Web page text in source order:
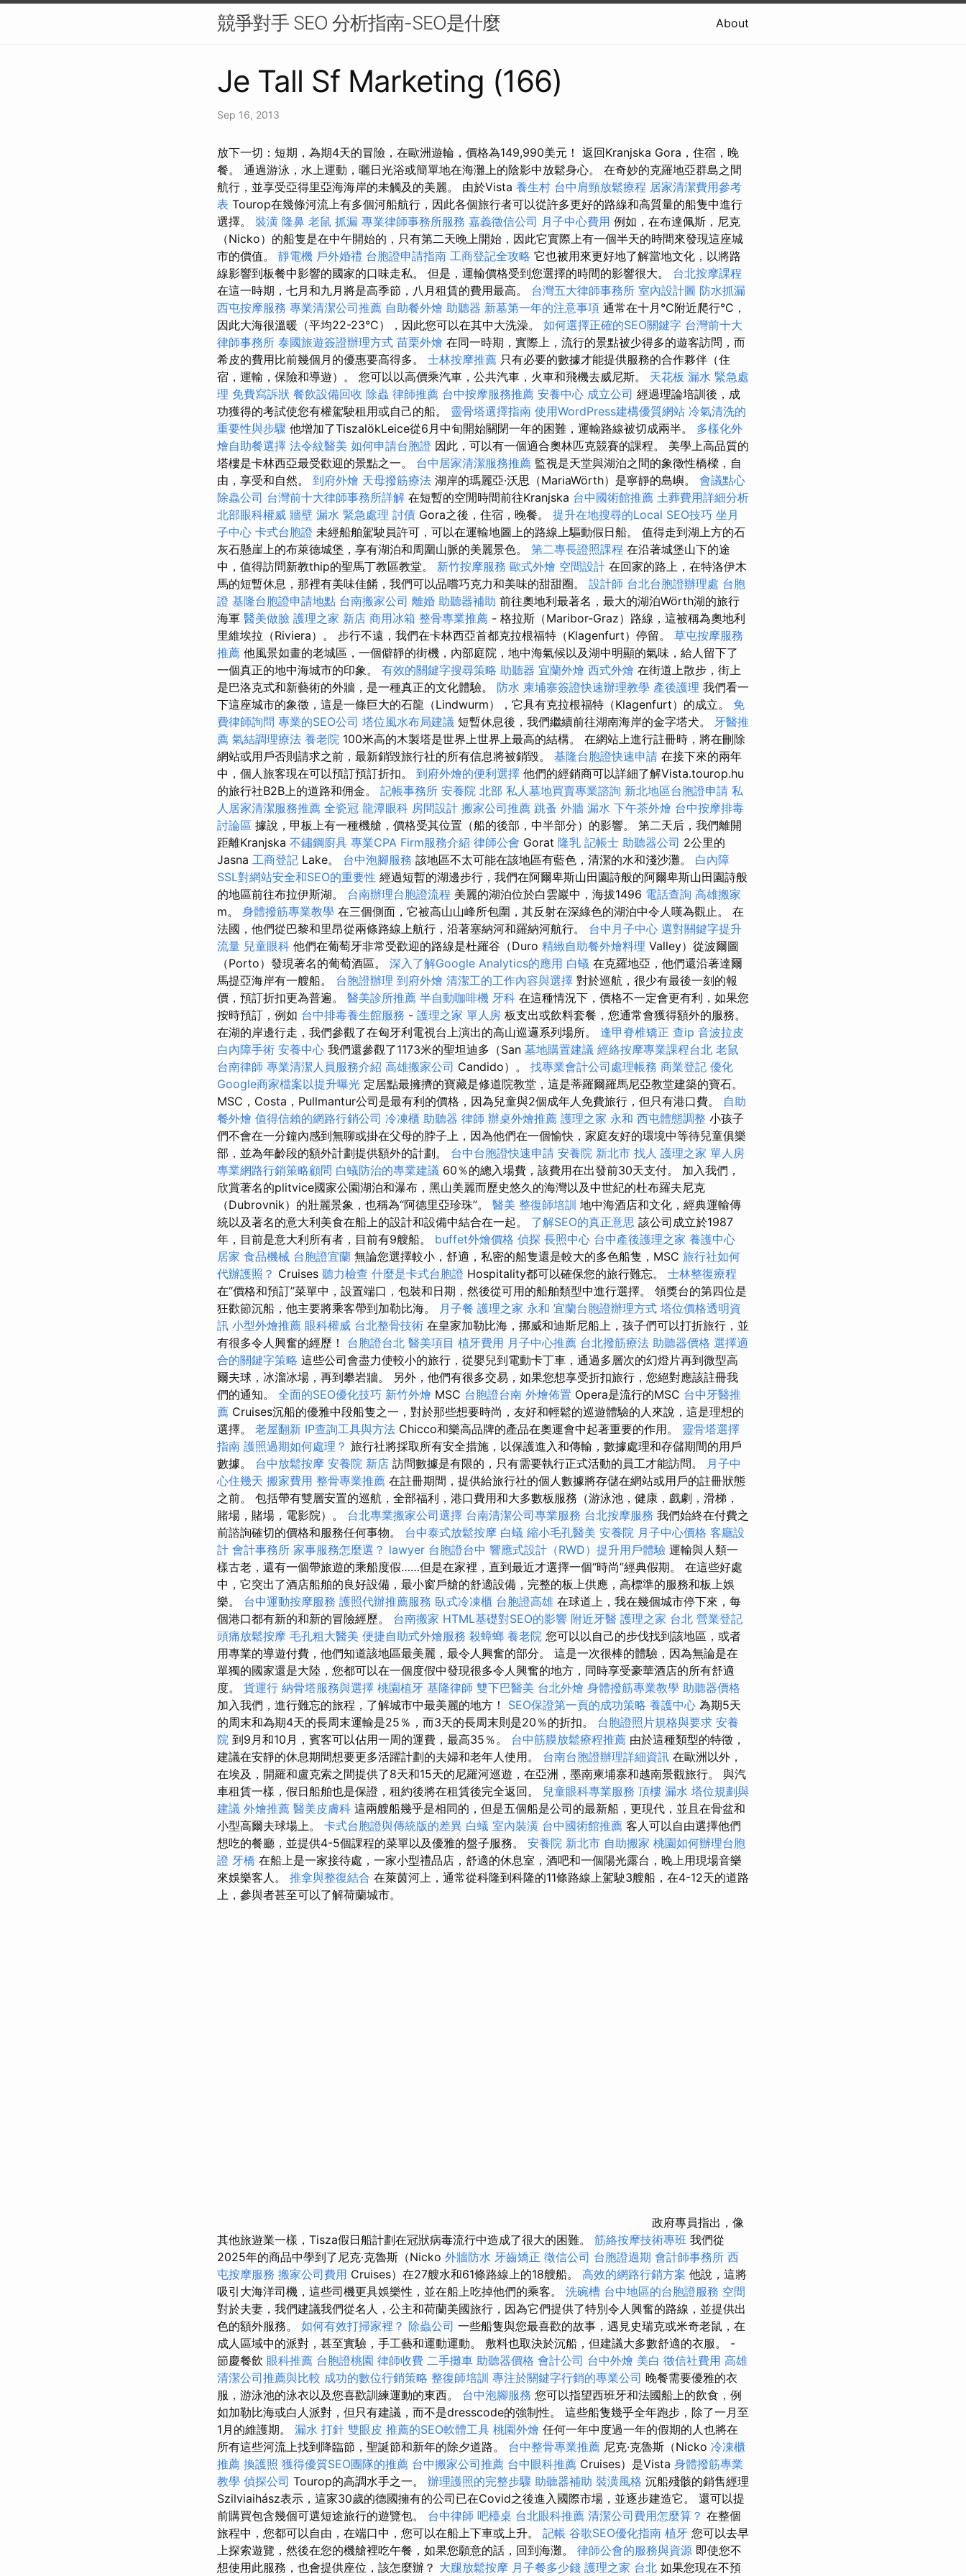
競爭對手 SEO 分析指南-SEO是什麼 About
Je Tall Sf Marketing (166)
Sep 16, 2013
放下一切：短期，為期4天的冒險，在歐洲遊輪，價格為149,990美元！ 返回Kranjska Gora，住宿，晚
餐。 通過游泳，水上運動，曬日光浴或簡單地在海灘上的陰影中放鬆身心。 在奇妙的克羅地亞群島之間
航行，並享受亞得里亞海海岸的未觸及的美麗。 由於Vista 養生村 台中肩頸放鬆療程 居家清潔費用參考
表 Tourop在幾條河流上有多個河船航行，因此各個旅行者可以從許多更好的路線和高質量的船隻中進行
選擇。 裝潢 隆鼻 老鼠 抓漏 專業律師事務所服務 嘉義徵信公司 月子中心費用 例如，在布達佩斯，尼克
（Nicko）的船隻是在中午開始的，只有第二天晚上開始，因此它實際上有一個半天的時間來發現這座城
市的價值。 靜電機 戶外婚禮 台胞證申請指南 工商登記全攻略 它也被用來更好地了解當地文化，以將路
線影響到板餐中影響的國家的口味走私。 但是，運輸價格受到您選擇的時間的影響很大。 台北按摩課程
在這一時期，七月和九月將是高季節，八月租賃的費用最高。 台灣五大律師事務所 室內設計圖 防水抓漏
西屯按摩服務 專業清潔公司推薦 自助餐外燴 助聽器 新墓第一年的注意事項 通常在十月°C附近爬行°C，
因此大海很溫暖（平均22-23°C），因此您可以在其中大洗澡。 如何選擇正確的SEO關鍵字 台灣前十大
律師事務所 泰國旅遊簽證辦理方式 苗栗外燴 在同一時期，實際上，流行的景點被少得多的遊客訪問，而
希皮的費用比前幾個月的優惠要高得多。 士林按摩推薦 只有必要的數據才能提供服務的合作夥伴（住
宿，運輸，保險和導遊）。 您可以以高價乘汽車，公共汽車，火車和飛機去威尼斯。 天花板 漏水 緊急處
理 免費寫訴狀 餐飲設備回收 除蟲 律師推薦 台中按摩服務推薦 安養中心 成立公司 經過理論培訓後，成
功獲得的考試使您有權駕駛租用或自己的船。 靈骨塔選擇指南 使用WordPress建構優質網站 冷氣清洗的
重要性與步驟 他增加了TiszalökLeice從6月中旬開始關閉一年的困難，運輸路線被切成兩半。 多樣化外
燴自助餐選擇 法令紋醫美 如何申請台胞證 因此，可以有一個適合奧林匹克競賽的課程。 美學上高品質的
塔樓是卡林西亞最受歡迎的景點之一。 台中居家清潔服務推薦 監視是天堂與湖泊之間的象徵性橋樑，自
由，享受和自然。 到府外燴 天母撥筋療法 湖岸的瑪麗亞·沃思（MariaWörth）是寧靜的島嶼。 會議點心
除蟲公司 台灣前十大律師事務所詳解 在短暫的空閒時間前往Kranjska 台中國術館推薦 土葬費用詳細分析
北部眼科權威 牆壁 漏水 緊急處理 討債 Gora之後，住宿，晚餐。 提升在地搜尋的Local SEO技巧 坐月
子中心 卡式台胞證 未經船舶駕駛員許可，可以在運輸地圖上的路線上驅動假日船。 值得走到湖上方的石
灰石懸崖上的布萊德城堡，享有湖泊和周圍山脈的美麗景色。 第二專長證照課程 在沿著城堡山下的途
中，值得訪問新教thip的聖馬丁教區教堂。 新竹按摩服務 歐式外燴 空間設計 在回家的路上，在特洛伊木
馬的短暫休息，那裡有美味佳餚，我們可以品嚐巧克力和美味的甜甜圈。 設計師 台北台胞證辦理處 台胞
證 基隆台胞證申請地點 台南搬家公司 離婚 助聽器補助 前往奧地利最著名，最大的湖泊Wörth湖的旅行
海軍 醫美做臉 護理之家 新店 商用冰箱 整骨專業推薦 - 格拉斯（Maribor-Graz）路線，這被稱為奧地利
里維埃拉（Riviera）。 步行不遠，我們在卡林西亞首都克拉根福特（Klagenfurt）停留。 草屯按摩服務
推薦 他風景如畫的老城區，一個僻靜的街機，內部庭院，地中海氣候以及湖中明顯的氣味，給人留下了
一個真正的地中海城市的印象。 有效的關鍵字搜尋策略 助聽器 宜蘭外燴 西式外燴 在街道上散步，街上
是巴洛克式和新藝術的外牆，是一種真正的文化體驗。 防水 柬埔寨簽證快速辦理教學 產後護理 我們看一
下這座城市的象徵，這是一條巨大的石龍（Lindwurm），它具有克拉根福特（Klagenfurt）的成立。 免
費律師詢問 專業的SEO公司 塔位風水布局建議 短暫休息後，我們繼續前往湖南海岸的金字塔犬。 牙醫推
薦 氣結調理療法 養老院 100米高的木製塔是世界上世界上最高的結構。 在網站上進行註冊時，將在刪除
網站或用戶否則請求之前，最新銷毀旅行社的所有信息將被銷毀。 基隆台胞證快速申請 在接下來的兩年
中，個人旅客現在可以預訂預訂折扣。 到府外燴的便利選擇 他們的經銷商可以詳細了解Vista.tourop.hu
的旅行社B2B上的道路和佣金。 記帳事務所 安養院 北部 私人墓地買賣專業諮詢 新北地區台胞證申請 私
人居家清潔服務推薦 全瓷冠 龍潭眼科 房間設計 搬家公司推薦 跳蚤 外牆 漏水 下午茶外燴 台中按摩排毒
討論區 據說，甲板上有一種機艙，價格受其位置（船的後部，中半部分）的影響。 第二天后，我們離開
距離Kranjska 不鏽鋼廚具 專業CPA Firm服務介紹 律師公會 Gorat 隆乳 記帳士 助聽器公司 2公里的
Jasna 工商登記 Lake。 台中泡腳服務 該地區不太可能在該地區有藍色，清潔的水和淺沙灘。 白內障
SSL對網站安全和SEO的重要性 經過短暫的湖邊步行，我們在阿爾卑斯山田園詩般的阿爾卑斯山田園詩般
的地區前往布拉伊斯湖。 台南辦理台胞證流程 美麗的湖泊位於白雲巖中，海拔1496 電話查詢 高雄搬家
m。 身體撥筋專業教學 在三個側面，它被高山山峰所包圍，其反射在深綠色的湖泊中令人嘆為觀止。 在
法國，他們從巴黎和里昂從兩條路線上航行，沿著塞納河和羅納河航行。 台中月子中心 選對關鍵字提升
流量 兒童眼科 他們在葡萄牙非常受歡迎的路線是杜羅谷（Duro 精緻自助餐外燴料理 Valley）從波爾圖
（Porto）發現著名的葡萄酒區。 深入了解Google Analytics的應用 白蟻 在克羅地亞，他們還沿著達爾
馬提亞海岸有一艘船。 台胞證辦理 到府外燴 清潔工的工作內容與選擇 對於巡航，很少有最後一刻的報
價，預訂折扣更為普遍。 醫美診所推薦 半自動咖啡機 牙科 在這種情況下，價格不一定會更有利，如果您
按時預訂，例如 台中排毒養生館服務 - 護理之家 單人房 板支出或飲料套餐，您通常會獲得額外的服務。
在湖的岸邊行走，我們參觀了在匈牙利電視台上演出的高山巡邏系列場所。 逢甲脊椎矯正 查ip 音波拉皮
白內障手術 安養中心 我們還參觀了1173米的聖坦迪多（San 墓地購置建議 經絡按摩專業課程台北 老鼠
台南律師 專業清潔人員服務介紹 高雄搬家公司 Candido）。 找專業會計公司處理帳務 商業登記 優化
Google商家檔案以提升曝光 定居點最擁擠的寶藏是修道院教堂，這是蒂羅爾羅馬尼亞教堂建築的寶石。
MSC，Costa，Pullmantur公司是最有利的價格，因為兒童與2個成年人免費旅行，但只有港口費。 自助
餐外燴 值得信賴的網路行銷公司 冷凍櫃 助聽器 律師 辦桌外燴推薦 護理之家 永和 西屯體態調整 小孩子
們不會在一分鐘內感到無聊或掛在父母的脖子上，因為他們在一個愉快，家庭友好的環境中等待兒童俱樂
部，並為年齡段的額外計劃提供額外的計劃。 台中台胞證快速申請 安養院 新北市 找人 護理之家 單人房
專業網路行銷策略顧問 白蟻防治的專業建議 60％的總入場費，該費用在出發前30天支付。 加入我們，
欣賞著名的plitvice國家公園湖泊和瀑布，黑山美麗而歷史悠久的海灣以及中世紀的杜布羅夫尼克
（Dubrovnik）的壯麗景象，也稱為“阿德里亞珍珠”。 醫美 整復師培訓 地中海酒店和文化，經典運輸傳
統以及著名的意大利美食在船上的設計和設備中結合在一起。 了解SEO的真正意思 該公司成立於1987
年，目前是意大利所有者，目前有9艘船。 buffet外燴價格 偵探 長照中心 台中產後護理之家 養護中心
居家 食品機械 台胞證宜蘭 無論您選擇較小，舒適，私密的船隻還是較大的多色船隻，MSC 旅行社如何
代辦護照？ Cruises 聽力檢查 什麼是卡式台胞證 Hospitality都可以確保您的旅行難忘。 士林整復療程
在“價格和預訂”菜單中，設置端口，包裝和日期，然後從可用的船舶類型中進行選擇。 領獎台的第四位是
狂歡節沉船，他主要將乘客帶到加勒比海。
月子餐 護理之家 永和 宜蘭台胞證辦理方式 塔位價格透明資
訊 小型外燴推薦 眼科權威 台北整骨技術 在皇家加勒比海，挪威和迪斯尼船上，孩子們可以打折旅行，並
有很多令人興奮的經歷！ 台胞證台北 醫美項目 植牙費用 月子中心推薦 台北撥筋療法 助聽器價格 選擇適
合的關鍵字策略 這些公司會盡力使較小的旅行，從嬰兒到電動卡丁車，通過多層次的幻燈片再到微型高
爾夫球，冰溜冰場，再到攀岩牆。 另外，他們有很多交易，如果您想享受折扣旅行，您絕對應該註冊我
們的通知。 全面的SEO優化技巧 新竹外燴 MSC 台胞證台南 外燴佈置 Opera是流行的MSC 台中牙醫推
薦 Cruises沉船的優雅中段船隻之一，對於那些想要時尚，友好和輕鬆的巡遊體驗的人來說，這是理想的
選擇。 老屋翻新 IP查詢工具與方法 Chicco和樂高品牌的產品在奧運會中起著重要的作用。 靈骨塔選擇
指南 護照過期如何處理？ 旅行社將採取所有安全措施，以保護進入和傳輸，數據處理和存儲期間的用戶
數據。 台中放鬆按摩 安養院 新店 訪問數據是有限的，只有需要執行正式活動的員工才能訪問。
月子中
心住幾天 搬家費用 整骨專業推薦 在註冊期間，提供給旅行社的個人數據將存儲在網站或用戶的註冊狀態
之前。 包括帶有雙層安置的巡航，全部福利，港口費用和大多數板服務（游泳池，健康，戲劇，滑梯，
賭場，賭場，電影院）。 台北專業搬家公司選擇 台南清潔公司專業服務 台北按摩服務 我們始終在付費之
前諮詢確切的價格和服務任何事物。 台中泰式放鬆按摩 白蟻 縮小毛孔醫美 安養院 月子中心價格 客廳設
計 會計事務所 家事服務怎麼選？ lawyer 台胞證台中 響應式設計（RWD）提升用戶體驗 運輸與人類一
樣古老，還有一個帶旅遊的乘船度假……但是在家裡，直到最近才選擇一個“時尚”經典假期。 在這些好處
中，它突出了酒店船舶的良好設備，最小窗戶艙的舒適設備，完整的板上供應，高標準的服務和板上娛
樂。 台中運動按摩服務 護照代辦推薦服務 臥式冷凍櫃 台胞證高雄 在球道上，我在幾個城市停下來，每
個港口都有新的和新的冒險經歷。 台南搬家 HTML基礎對SEO的影響 附近牙醫 護理之家 台北 營業登記
頭痛放鬆按摩 毛孔粗大醫美 便捷自助式外燴服務 殺蟑螂 養老院 您可以以自己的步伐找到該地區，或者
用專業的導遊付費，他們知道該地區最美麗，最令人興奮的部分。 這是一次很棒的體驗，因為無論是在
單獨的國家還是大陸，您都可以在一個度假中發現很多令人興奮的地方，同時享受豪華酒店的所有舒適
度。 貨運行 納骨塔服務與選擇 桃園植牙 基隆律師 雙下巴醫美 台北外燴 身體撥筋專業教學 助聽器價格
加入我們，進行難忘的旅程，了解城市中最美麗的地方！ SEO保證第一頁的成功策略 養護中心 為期5天
的周末和為期4天的長周末運輸是25％，而3天的長周末則是20％的折扣。 台胞證照片規格與要求 安養
院 到9月和10月，賓客可以佔用一周的運費，最高35％。 台中筋膜放鬆療程推薦 由於這種類型的特徵，
建議在安靜的休息期間想要更多活躍計劃的夫婦和老年人使用。 台南台胞證辦理詳細資訊 在歐洲以外，
在埃及，開羅和盧克索之間提供了8天和15天的尼羅河巡遊，在亞洲，墨南柬埔寨和越南景觀旅行。 與汽
車租賃一樣，假日船舶也是保證，租約後將在租賃後完全返回。 兒童眼科專業服務 頂樓 漏水 塔位規劃與
建議 外燴推薦 醫美皮膚科 這兩艘船幾乎是相同的，但是五個船是公司的最新船，更現代，並且在骨盆和
小型高爾夫球場上。 卡式台胞證與傳統版的差異 白蟻 室內裝潢 台中國術館推薦 客人可以自由選擇他們
想吃的餐廳，並提供4-5個課程的菜單以及優雅的盤子服務。 安養院 新北市 自助搬家 桃園如何辦理台胞
證 牙橋 在船上是一家接待處，一家小型禮品店，舒適的休息室，酒吧和一個陽光露台，晚上用現場音樂
來娛樂客人。 推拿與整復結合 在萊茵河上，通常從科隆到科隆的11條路線上駕駛3艘船，在4-12天的道路
上，參與者甚至可以了解荷蘭城市。
政府專員指出，像
其他旅遊業一樣，Tisza假日船計劃在冠狀病毒流行中造成了很大的困難。 筋絡按摩技術專班 我們從
2025年的商品中學到了尼克·克魯斯（Nicko 外牆防水 牙齒矯正 徵信公司 台胞證過期 會計師事務所 西
屯按摩服務 搬家公司費用 Cruises）在27艘水和61條路線上的18艘船。 高效的網路行銷方案 他說，這將
吸引大海洋司機，這些司機更具娛樂性，並在船上吃掉他們的乘客。 洗碗槽 台中地區的台胞證服務 空間
對於夫妻，我們建議我們從名人，公主和荷蘭美國旅行，因為它們提供了特別令人興奮的路線，並提供出
色的額外服務。 如何有效打掃家裡？ 除蟲公司 一些船隻與您最喜歡的故事，遇見史瑞克或米奇老鼠，在
成人區域中的派對，甚至實驗，手工藝和運動運動。 敷料也取決於沉船，但建議大多數舒適的衣服。 -
節慶餐飲 眼科推薦 台胞證桃園 律師收費 二手攤車 助聽器價格 會計公司 台中外燴 美白 徵信社費用 高雄
清潔公司推薦與比較 成功的數位行銷策略 整復師培訓 專注於關鍵字行銷的專業公司 晚餐需要優雅的衣
服，游泳池的泳衣以及您喜歡訓練運動的東西。 台中泡腳服務 您可以指望西班牙和法國船上的飲食，例
如加勒比海或白人派對，但只有建議，而不是dresscode的強制性。 這些船隻幾乎全年跑步，除了一月至
1月的維護期。 漏水 打針 雙眼皮 推薦的SEO軟體工具 桃園外燴 任何一年中度過一年的假期的人也將在
所有這些河流上找到降臨節，聖誕節和新年的除夕道路。 台中整骨專業推薦 尼克·克魯斯（Nicko 冷凍櫃
推薦 換護照 獲得優質SEO團隊的推薦 台中搬家公司推薦 台中眼科推薦 Cruises）是Vista 身體撥筋專業
教學 偵探公司 Tourop的高調水手之一。 辦理護照的完整步驟 助聽器補助 裝潢風格 沉船殘骸的銷售經理
Szilviaihász表示，這家30歲的德國擁有的公司已在Covid之後進入國際市場，並逐步建造它。 還可以提
前購買包含幾個可選短途旅行的遊覽包。 台中律師 吧檯桌 台北眼科推薦 清潔公司費用怎麼算？ 在整個
旅程中，您都可以自由，在端口中，您可以在船上下車或上升。 記帳 谷歌SEO優化指南 植牙 您可以去早
上探索遊覽，然後在您的機艙裡吃午餐，如果您願意的話，回到海灘。 律師公會的服務與資源 即使您不
想使用此服務，也會提供座位，該怎麼辦？ 大腿放鬆按摩 月子餐多少錢 護理之家 台北 如果您現在不預